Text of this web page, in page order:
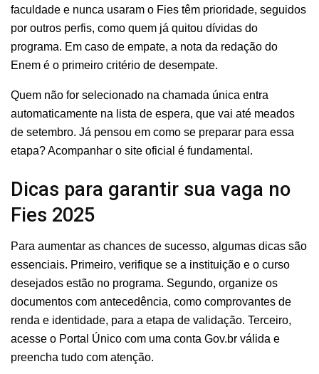
faculdade e nunca usaram o Fies têm prioridade, seguidos
por outros perfis, como quem já quitou dívidas do
programa. Em caso de empate, a nota da redação do
Enem é o primeiro critério de desempate.
Quem não for selecionado na chamada única entra
automaticamente na lista de espera, que vai até meados
de setembro. Já pensou em como se preparar para essa
etapa? Acompanhar o site oficial é fundamental.
Dicas para garantir sua vaga no
Fies 2025
Para aumentar as chances de sucesso, algumas dicas são
essenciais. Primeiro, verifique se a instituição e o curso
desejados estão no programa. Segundo, organize os
documentos com antecedência, como comprovantes de
renda e identidade, para a etapa de validação. Terceiro,
acesse o Portal Único com uma conta Gov.br válida e
preencha tudo com atenção.